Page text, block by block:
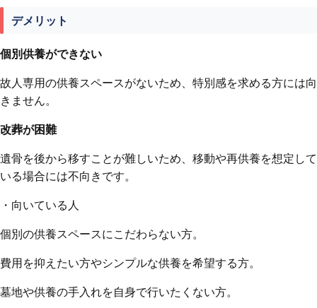
デメリット
個別供養ができない
故人専用の供養スペースがないため、特別感を求める方には向
きません。
改葬が困難
遺骨を後から移すことが難しいため、移動や再供養を想定して
いる場合には不向きです。
・向いている人
個別の供養スペースにこだわらない方。
費用を抑えたい方やシンプルな供養を希望する方。
墓地や供養の手入れを自身で行いたくない方。